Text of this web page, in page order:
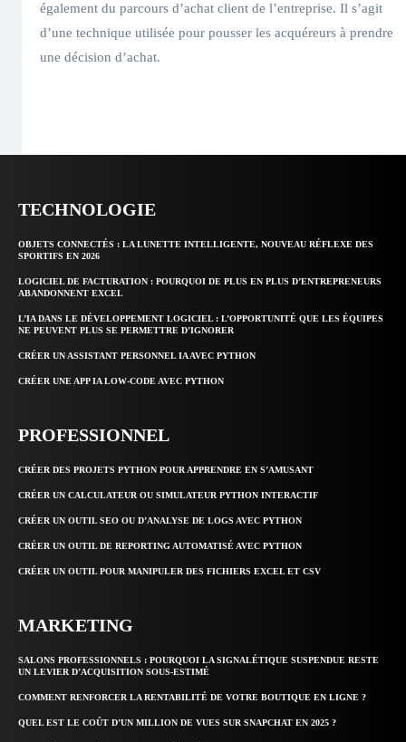
également du parcours d’achat client de l’entreprise. Il s’agit
d’une technique utilisée pour pousser les acquéreurs à prendre
une décision d’achat.
TECHNOLOGIE
OBJETS CONNECTÉS : LA LUNETTE INTELLIGENTE, NOUVEAU RÉFLEXE DES
SPORTIFS EN 2026
LOGICIEL DE FACTURATION : POURQUOI DE PLUS EN PLUS D’ENTREPRENEURS
ABANDONNENT EXCEL
L’IA DANS LE DÉVELOPPEMENT LOGICIEL : L’OPPORTUNITÉ QUE LES ÉQUIPES
NE PEUVENT PLUS SE PERMETTRE D’IGNORER
CRÉER UN ASSISTANT PERSONNEL IA AVEC PYTHON
CRÉER UNE APP IA LOW-CODE AVEC PYTHON
PROFESSIONNEL
CRÉER DES PROJETS PYTHON POUR APPRENDRE EN S’AMUSANT
CRÉER UN CALCULATEUR OU SIMULATEUR PYTHON INTERACTIF
CRÉER UN OUTIL SEO OU D’ANALYSE DE LOGS AVEC PYTHON
CRÉER UN OUTIL DE REPORTING AUTOMATISÉ AVEC PYTHON
CRÉER UN OUTIL POUR MANIPULER DES FICHIERS EXCEL ET CSV
MARKETING
SALONS PROFESSIONNELS : POURQUOI LA SIGNALÉTIQUE SUSPENDUE RESTE
UN LEVIER D’ACQUISITION SOUS-ESTIMÉ
COMMENT RENFORCER LA RENTABILITÉ DE VOTRE BOUTIQUE EN LIGNE ?
QUEL EST LE COÛT D’UN MILLION DE VUES SUR SNAPCHAT EN 2025 ?